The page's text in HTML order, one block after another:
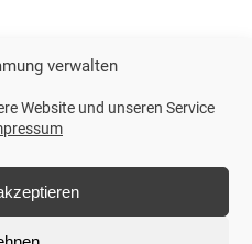
verwalten
Website und unseren Service